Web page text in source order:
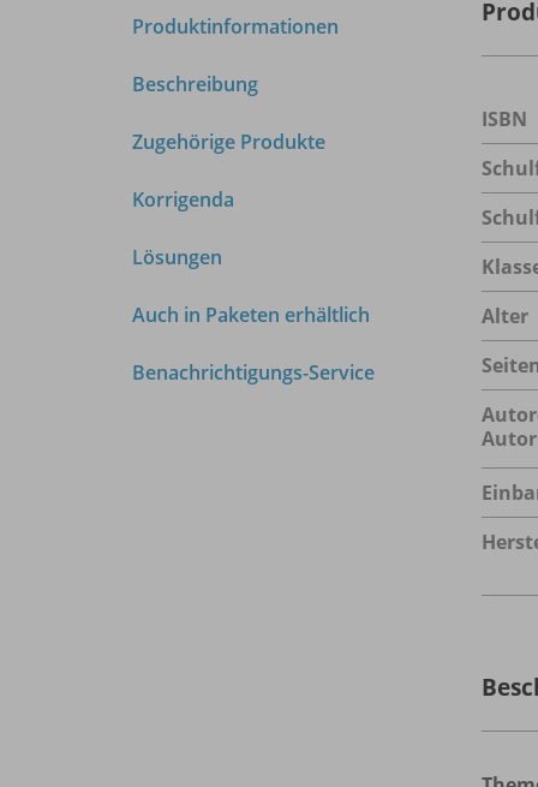
Produktinformationen
Beschreibung
Zugehörige Produkte
Korrigenda
Lösungen
Auch in Paketen erhältlich
Benachrichtigungs-Service
ISBN
Alter